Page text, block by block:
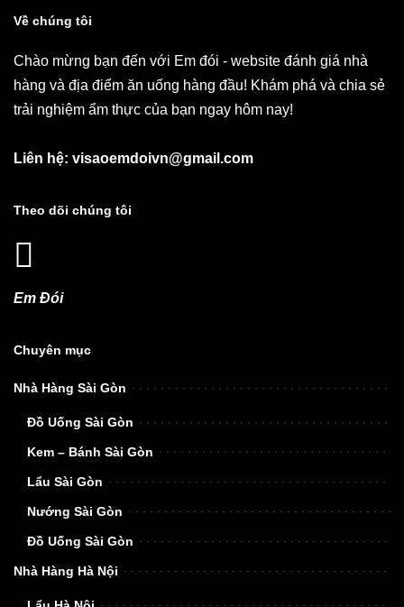
Về chúng tôi
Chào mừng bạn đến với Em đói - website đánh giá nhà
hàng và địa điểm ăn uống hàng đầu! Khám phá và chia sẻ
trải nghiệm ẩm thực của bạn ngay hôm nay!
Liên hệ: visaoemdoivn@gmail.com
Theo dõi chúng tôi
Em Đói
Chuyên mục
Nhà Hàng Sài Gòn
Đồ Uống Sài Gòn
Kem – Bánh Sài Gòn
Lẩu Sài Gòn
Nướng Sài Gòn
Đồ Uống Sài Gòn
Nhà Hàng Hà Nội